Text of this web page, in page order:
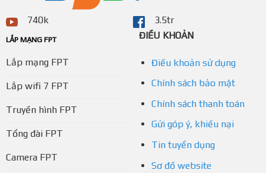
740k 3.5tr
LẮP MẠNG FPT
Lắp mạng FPT
Lắp wifi 7 FPT
Truyền hình FPT
Tổng đài FPT
Camera FPT
ĐIỀU KHOẢN
Điều khoản sử dụng
Chính sách bảo mật
Chính sách thanh toán
Gửi góp ý, khiếu nại
Tin tuyển dụng
Sơ đồ website